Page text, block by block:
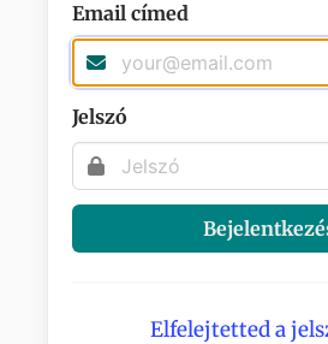
Email címed
Jelszó
Elfelejtetted a